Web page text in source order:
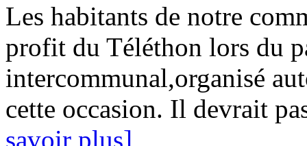
Les habitants de notre
profit du Téléthon lors du
intercommunal,organisé
cette occasion. Il devrait
savoir plus]